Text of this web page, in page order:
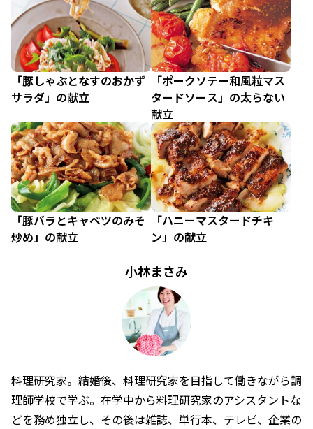
「豚しゃぶとなすのおかず
サラダ」の献立
「ポークソテー和風粒マス
タードソース」の太らない
献立
「豚バラとキャベツのみそ
炒め」の献立
「ハニーマスタードチキ
ン」の献立
小林まさみ
料理研究家。結婚後、料理研究家を目指して働きながら調
理師学校で学ぶ。在学中から料理研究家のアシスタントな
どを務め独立し、その後は雑誌、単行本、テレビ、企業の